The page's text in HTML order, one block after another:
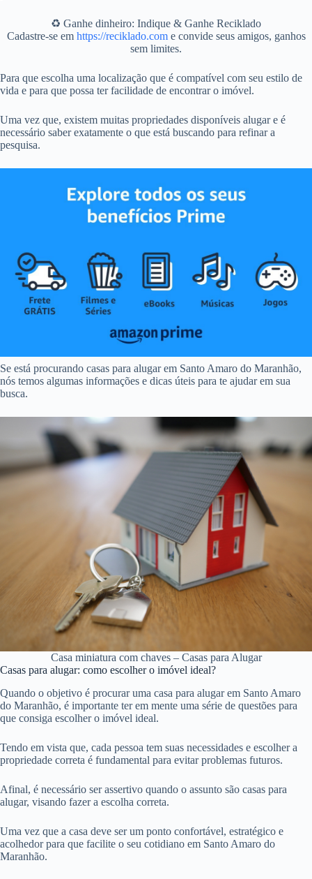
♻️ Ganhe dinheiro: Indique & Ganhe Reciklado
Cadastre-se em https://reciklado.come convide seus amigos, ganhos
sem limites.
Para que escolha uma localização que é compatível com seu estilo de
vida e para que possa ter facilidade de encontrar o imóvel.
Uma vez que, existem muitas propriedades disponíveis alugar e é
necessário saber exatamente o que está buscando para refinar a
pesquisa.
Se está procurando casas para alugar em Santo Amaro do Maranhão,
nós temos algumas informações e dicas úteis para te ajudar em sua
busca.
Casa miniatura com chaves – Casas para Alugar
Casas para alugar: como escolher o imóvel ideal?
Quando o objetivo é procurar uma casa para alugar em Santo Amaro
do Maranhão, é importante ter em mente uma série de questões para
que consiga escolher o imóvel ideal.
Tendo em vista que, cada pessoa tem suas necessidades e escolher a
propriedade correta é fundamental para evitar problemas futuros.
Afinal, é necessário ser assertivo quando o assunto são casas para
alugar, visando fazer a escolha correta.
Uma vez que a casa deve ser um ponto confortável, estratégico e
acolhedor para que facilite o seu cotidiano em Santo Amaro do
Maranhão.